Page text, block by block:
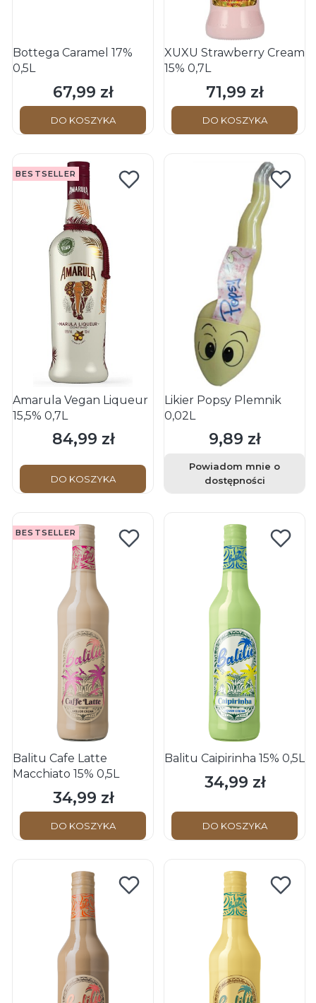
Bottega Caramel 17%
0,5L
Cena
67,99 zł
DO KOSZYKA
XUXU Strawberry Cream
15% 0,7L
Cena
71,99 zł
DO KOSZYKA
BESTSELLER
Amarula Vegan Liqueur
15,5% 0,7L
Cena
84,99 zł
DO KOSZYKA
Likier Popsy Plemnik
0,02L
Cena
9,89 zł
Powiadom mnie o
dostępności
BESTSELLER
Balitu Cafe Latte
Macchiato 15% 0,5L
Cena
34,99 zł
DO KOSZYKA
Balitu Caipirinha 15% 0,5L
Cena
34,99 zł
DO KOSZYKA